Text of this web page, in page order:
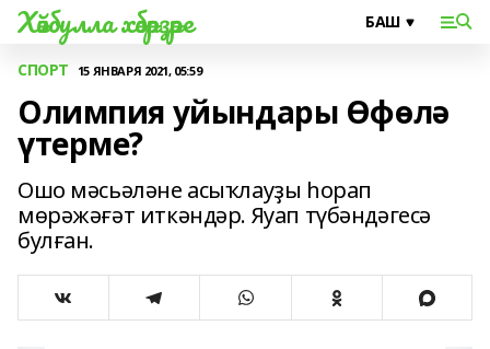
Хәйбулла хәбәрҙәре
СПОРТ 15 ЯНВАРЯ 2021, 05:59
Олимпия уйындары Өфөлә
үтерме?
Ошо мәсьәләне асыҡлауҙы һорап
мөрәжәғәт иткәндәр. Яуап түбәндәгесә
булған.